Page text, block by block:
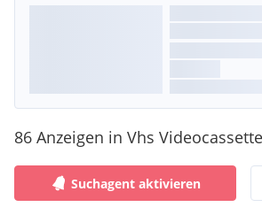
86 Anzeigen in Vhs
Suchagent aktivieren